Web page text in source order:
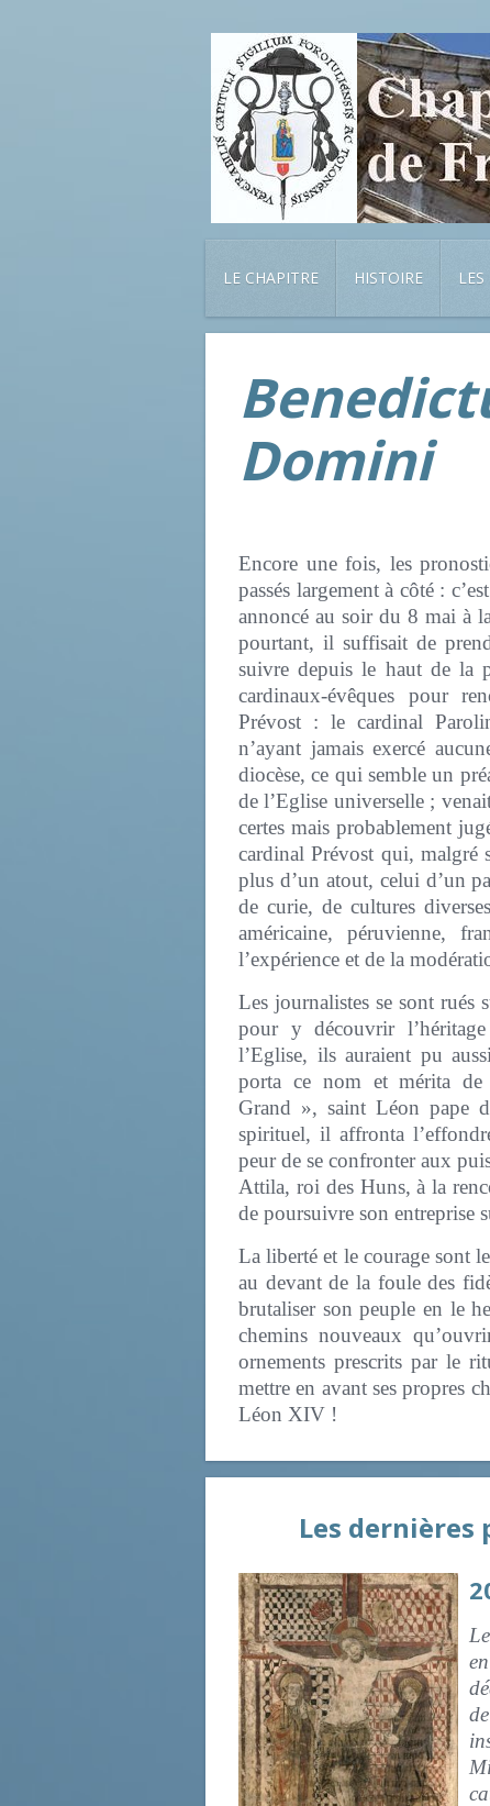
LE CHAPITRE HISTOIRE LES
Domini
Encore une fois, les
passés largement à côté :
annoncé au soir du 8 mai à
pourtant, il suffisait de
suivre depuis le haut de la
cardinaux-évêques pour
Prévost : le cardinal
n’ayant jamais exercé
diocèse, ce qui semble un
de l’Eglise universelle ;
certes mais probablement
cardinal Prévost qui, malgré
plus d’un atout, celui d’un
de curie, de cultures
américaine, péruvienne,
l’expérience et de la
Les journalistes se sont
pour y découvrir
l’Eglise, ils auraient pu
porta ce nom et mérita
Grand », saint Léon pape
spirituel, il affronta
peur de se confronter aux
Attila, roi des Huns, à la
de poursuivre son entreprise
La liberté et le courage sont
au devant de la foule des
brutaliser son peuple en le
chemins nouveaux
ornements prescrits par le
mettre en avant ses propres
Léon XIV !
Les